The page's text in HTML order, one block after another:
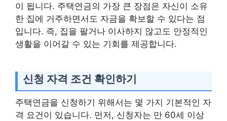
이 됩니다. 주택연금의 가장 큰 장점은 자신이 소유
한 집에 거주하면서도 자금을 확보할 수 있다는 점
입니다. 즉, 집을 팔거나 이사하지 않고도 안정적인
생활을 이어갈 수 있는 기회를 제공합니다.
신청 자격 조건 확인하기
주택연금을 신청하기 위해서는 몇 가지 기본적인 자
격 요건이 있습니다. 먼저, 신청자는 만 60세 이상